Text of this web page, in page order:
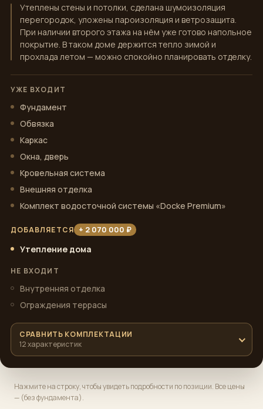
Утеплены стены и потолки, сделана шумоизоляция
перегородок, уложены пароизоляция и ветрозащита.
При наличии второго этажа на нём уже готово напольное
покрытие. В таком доме держится тепло зимой и
прохлада летом — можно спокойно планировать отделку.
УЖЕ ВХОДИТ
Фундамент
Обвязка
Каркас
Окна, дверь
Кровельная система
Внешняя отделка
Комплект водосточной системы «Docke Premium»
ДОБАВЛЯЕТСЯ + 2 070 000 ₽
Утепление дома
НЕ ВХОДИТ
Внутренняя отделка
Ограждения террасы
СРАВНИТЬ КОМПЛЕКТАЦИИ
12 характеристик
Нажмите на строку, чтобы увидеть подробности по позиции. Все цены
— (без фундамента).